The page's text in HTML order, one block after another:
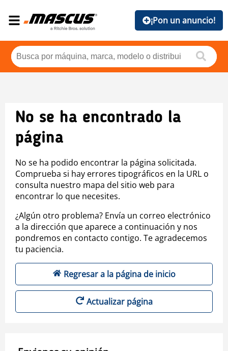
¡Pon un anuncio!
No se ha encontrado la
página
No se ha podido encontrar la página solicitada.
Comprueba si hay errores tipográficos en la URL o
consulta nuestro mapa del sitio web para
encontrar lo que necesites.
¿Algún otro problema? Envía un correo electrónico
a la dirección que aparece a continuación y nos
pondremos en contacto contigo. Te agradecemos
tu paciencia.
Regresar a la página de inicio
Actualizar página